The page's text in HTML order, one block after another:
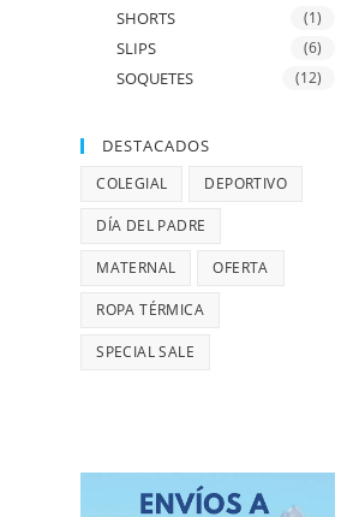
SHORTS (1)
SLIPS (6)
SOQUETES (12)
DESTACADOS
COLEGIAL DEPORTIVO
DÍA DEL PADRE
MATERNAL OFERTA
ROPA TÉRMICA
SPECIAL SALE